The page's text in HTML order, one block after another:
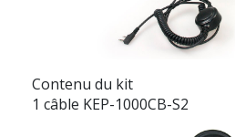
Contenu du kit
1 câble KEP-1000CB-S2